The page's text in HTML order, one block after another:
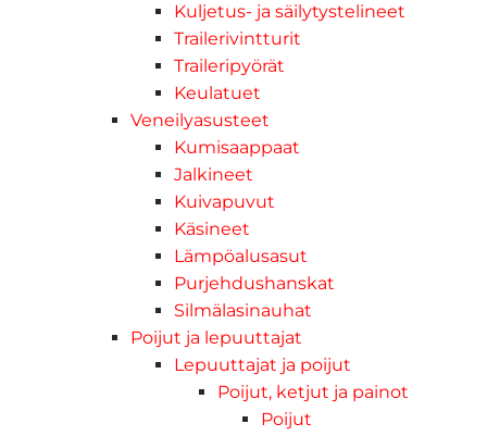
Kuljetus- ja säilytystelineet
Trailerivintturit
Traileripyörät
Keulatuet
Veneilyasusteet
Kumisaappaat
Jalkineet
Kuivapuvut
Käsineet
Lämpöalusasut
Purjehdushanskat
Silmälasinauhat
Poijut ja lepuuttajat
Lepuuttajat ja poijut
Poijut, ketjut ja painot
Poijut